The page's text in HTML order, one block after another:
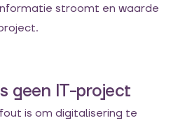
stroomt en waarde
geen IT-project
is om digitalisering te